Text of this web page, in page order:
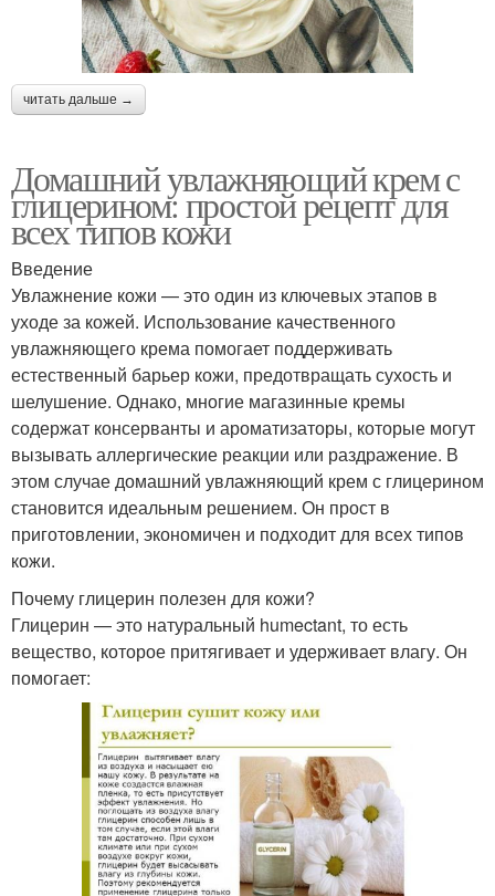
читать дальше →
Домашний увлажняющий крем с
глицерином: простой рецепт для
всех типов кожи
Введение
Увлажнение кожи — это один из ключевых этапов в
уходе за кожей. Использование качественного
увлажняющего крема помогает поддерживать
естественный барьер кожи, предотвращать сухость и
шелушение. Однако, многие магазинные кремы
содержат консерванты и ароматизаторы, которые могут
вызывать аллергические реакции или раздражение. В
этом случае домашний увлажняющий крем с глицерином
становится идеальным решением. Он прост в
приготовлении, экономичен и подходит для всех типов
кожи.
Почему глицерин полезен для кожи?
Глицерин — это натуральный humectant, то есть
вещество, которое притягивает и удерживает влагу. Он
помогает: